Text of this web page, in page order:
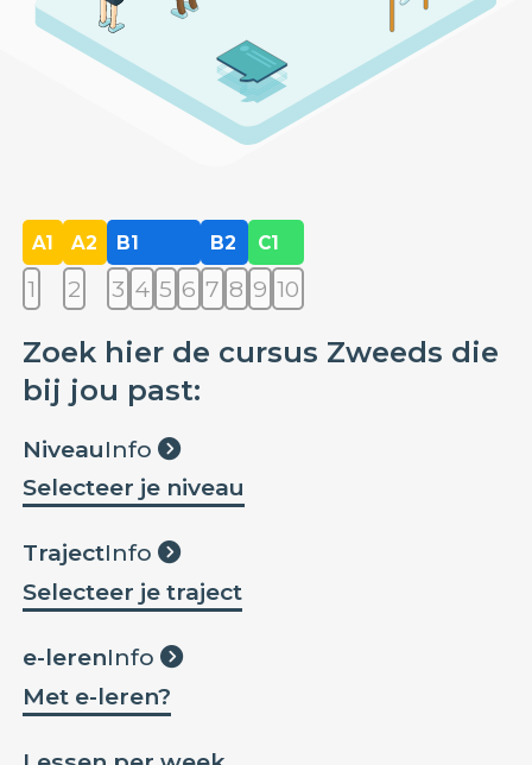
A1
1
A2
2
B1
3 4 5 6
B2
7 8
C1
9 10
Zoek hier de cursus Zweeds die
bij jou past:
Selecteer je niveau
NiveauInfo
Selecteer je traject
TrajectInfo
Met e-leren?
e-lerenInfo